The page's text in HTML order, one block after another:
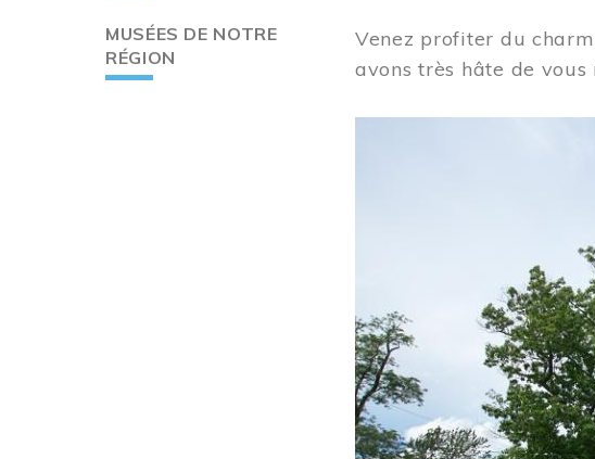
MUSÉES DE NOTRE
RÉGION
Venez profiter du
avons très hâte de vous